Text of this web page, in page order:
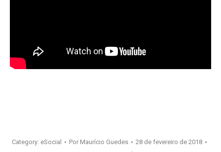
Category: eSocial Por Maurício Guedes
28 de fevereiro de 2018